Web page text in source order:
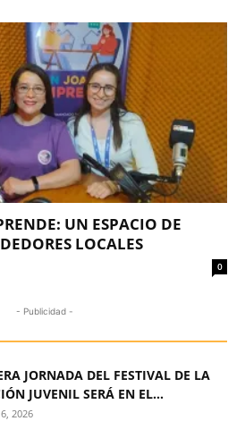
UN ESPACIO DE
LOCALES
0
- Publicidad -
JORNADA DEL FESTIVAL DE LA
JUVENIL SERÁ EN EL...
2026